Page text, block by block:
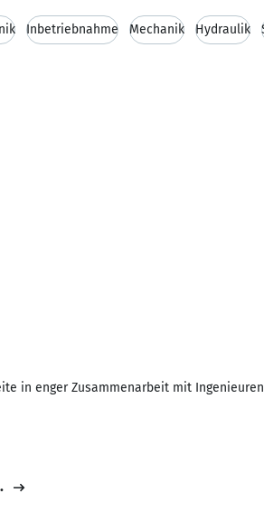
Inbetriebnahme Mechanik Hydraulik
in enger Zusammenarbeit mit Ingenieuren